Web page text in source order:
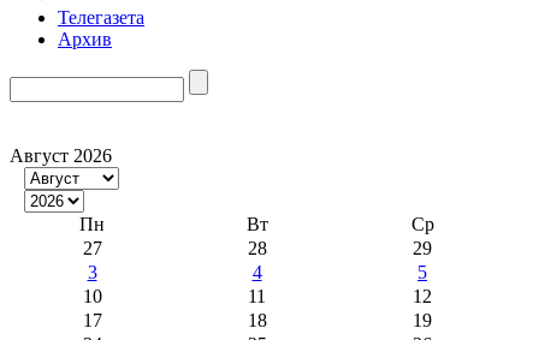
Телегазета
Архив
Август 2026
Пн Вт
Ср
27
28
29
3
4
5
10
11
12
17
18
19